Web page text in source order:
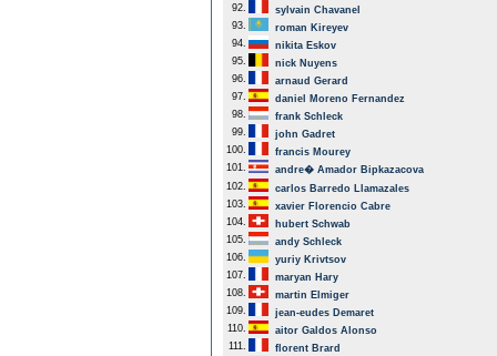
92.
sylvain Chavanel
93.
roman Kireyev
94.
nikita Eskov
95.
nick Nuyens
96.
arnaud Gerard
97.
daniel Moreno Fernandez
98.
frank Schleck
99.
john Gadret
100.
francis Mourey
101.
andre� Amador Bipkazacova
102.
carlos Barredo Llamazales
103.
xavier Florencio Cabre
104.
hubert Schwab
105.
andy Schleck
106.
yuriy Krivtsov
107.
maryan Hary
108.
martin Elmiger
109.
jean-eudes Demaret
110.
aitor Galdos Alonso
111.
florent Brard